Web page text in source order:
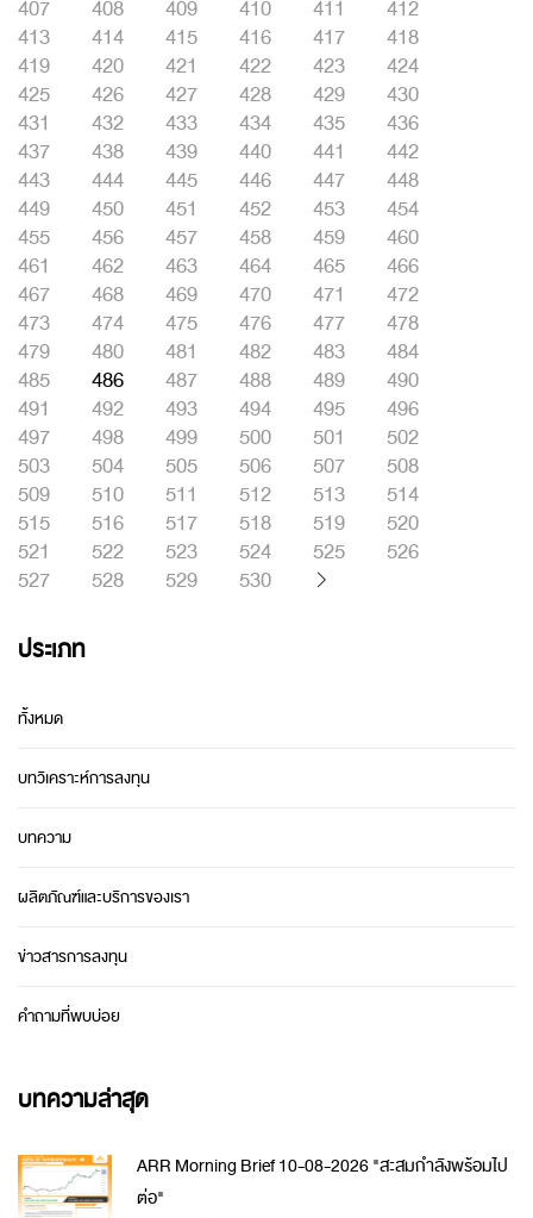
407
408 409 410 411
412
413
414 415 416 417
418
419
420 421 422 423
424
425
426 427 428 429
430
431
432 433 434 435
436
437
438 439 440 441
442
443
444 445 446 447
448
449
450 451 452 453
454
455
456 457 458 459
460
461
462 463 464 465
466
467
468 469 470 471
472
473
474 475 476 477
478
479
480 481 482 483
484
485
486 487 488 489
490
491
492 493 494 495
496
497
498 499 500 501
502
503
504 505 506 507
508
509
510 511 512 513
514
515
516 517 518 519
520
521
522 523 524 525
526
527
528 529 530
ประเภท
ทั้งหมด
บทวิเคราะห์การลงทุน
บทความ
ผลิตภัณฑ์และบริการของเรา
ข่าวสารการลงทุน
คำถามที่พบบ่อย
บทความล่าสุด
ARR Morning Brief 10-08-2026 "สะสมกำลังพร้อมไป
ต่อ"